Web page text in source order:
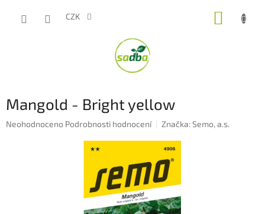
CZK
Mangold - Bright yellow
Průměrné
Neohodnoceno Podrobnosti hodnocení Značka:Semo, a.s.